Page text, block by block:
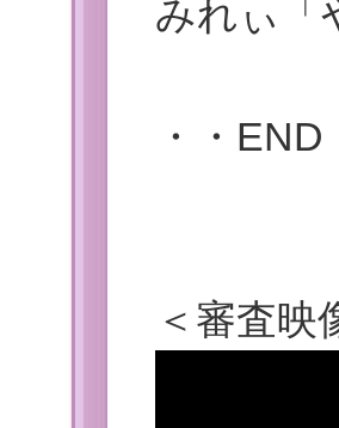
みれぃ「
・・END
＜ 審査映